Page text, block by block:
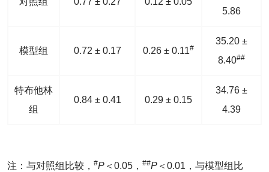
5.86
模型组 0.72 ± 0.17 0.26 ± 0.11#
35.20 ±
8.40##
特布他林
组
0.84 ± 0.41 0.29 ± 0.15
34.76 ±
4.39
注：与对照组比较， #P ＜0.05， ##P ＜0.01，与模型组比